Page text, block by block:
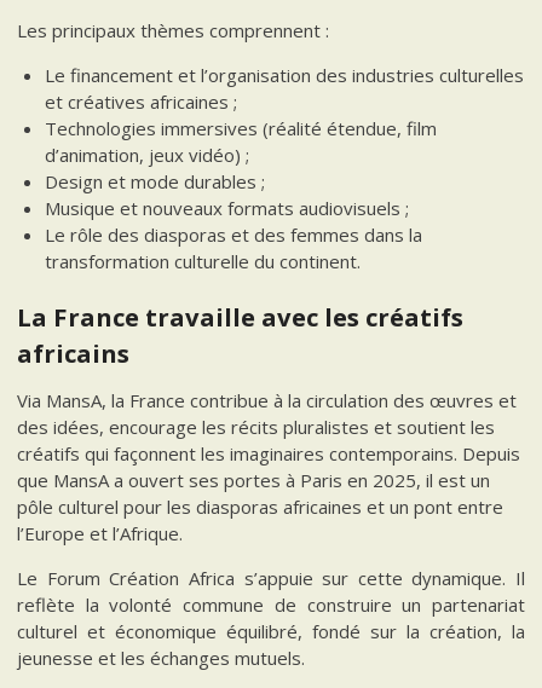
Les principaux thèmes comprennent :
Le financement et l’organisation des industries culturelles
et créatives africaines ;
Technologies immersives (réalité étendue, film
d’animation, jeux vidéo) ;
Design et mode durables ;
Musique et nouveaux formats audiovisuels ;
Le rôle des diasporas et des femmes dans la
transformation culturelle du continent.
La France travaille avec les créatifs
africains
Via MansA, la France contribue à la circulation des œuvres et
des idées, encourage les récits pluralistes et soutient les
créatifs qui façonnent les imaginaires contemporains. Depuis
que MansA a ouvert ses portes à Paris en 2025, il est un
pôle culturel pour les diasporas africaines et un pont entre
l’Europe et l’Afrique.
Le Forum Création Africa s’appuie sur cette dynamique. Il
reflète la volonté commune de construire un partenariat
culturel et économique équilibré, fondé sur la création, la
jeunesse et les échanges mutuels.